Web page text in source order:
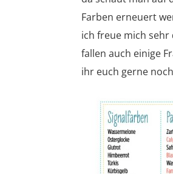
Farben erneuert
ich freue mich sehr
fallen auch einige
ihr euch gerne